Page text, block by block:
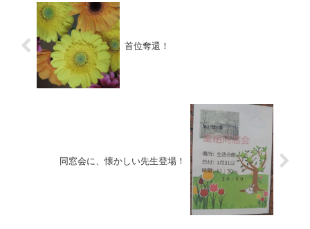
首位奪還！
同窓会に、懐かしい先生登場！